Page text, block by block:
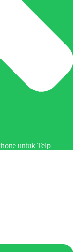
untuk Telp